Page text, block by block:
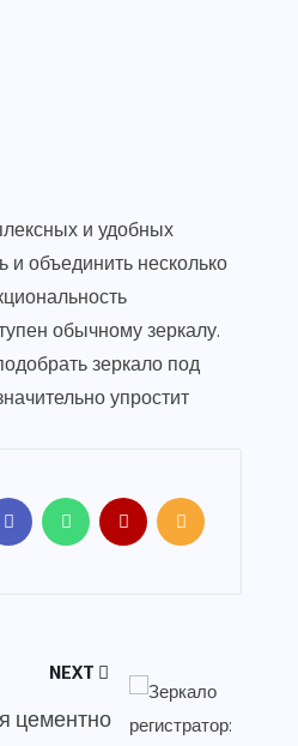
и удобных
и объединить несколько
обычному зеркалу.
зеркало под
упростит
NEXT
цементно